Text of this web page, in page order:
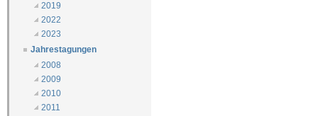
2019
2022
2023
Jahrestagungen
2008
2009
2010
2011